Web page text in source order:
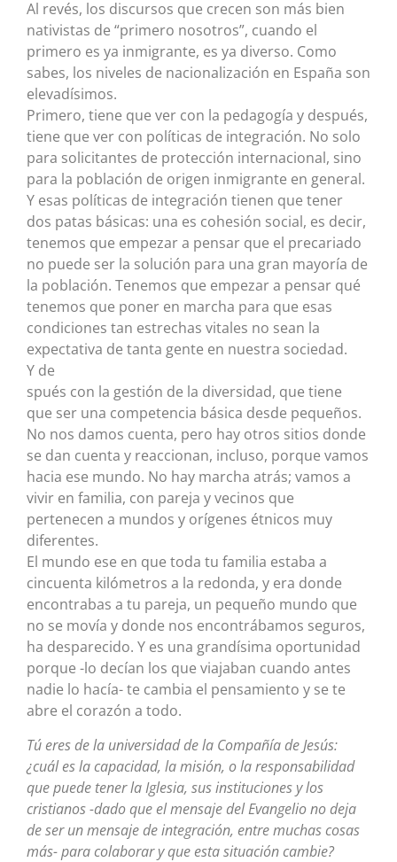
Al revés, los discursos que crecen son más bien
nativistas de “primero nosotros”, cuando el
primero es ya inmigrante, es ya diverso. Como
sabes, los niveles de nacionalización en España son
elevadísimos.
Primero, tiene que ver con la pedagogía y después,
tiene que ver con políticas de integración. No solo
para solicitantes de protección internacional, sino
para la población de origen inmigrante en general.
Y esas políticas de integración tienen que tener
dos patas básicas: una es cohesión social, es decir,
tenemos que empezar a pensar que el precariado
no puede ser la solución para una gran mayoría de
la población. Tenemos que empezar a pensar qué
tenemos que poner en marcha para que esas
condiciones tan estrechas vitales no sean la
expectativa de tanta gente en nuestra sociedad.
Y de
spués con la gestión de la diversidad, que tiene
que ser una competencia básica desde pequeños.
No nos damos cuenta, pero hay otros sitios donde
se dan cuenta y reaccionan, incluso, porque vamos
hacia ese mundo. No hay marcha atrás; vamos a
vivir en familia, con pareja y vecinos que
pertenecen a mundos y orígenes étnicos muy
diferentes.
El mundo ese en que toda tu familia estaba a
cincuenta kilómetros a la redonda, y era donde
encontrabas a tu pareja, un pequeño mundo que
no se movía y donde nos encontrábamos seguros,
ha desparecido. Y es una grandísima oportunidad
porque -lo decían los que viajaban cuando antes
nadie lo hacía- te cambia el pensamiento y se te
abre el corazón a todo.
Tú eres de la universidad de la Compañía de Jesús:
¿cuál es la capacidad, la misión, o la responsabilidad
que puede tener la Iglesia, sus instituciones y los
cristianos -dado que el mensaje del Evangelio no deja
de ser un mensaje de integración, entre muchas cosas
más- para colaborar y que esta situación cambie?